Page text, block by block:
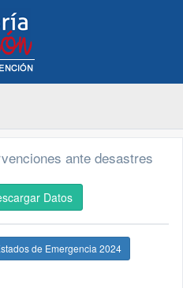
ante desastres
Datos
de Emergencia 2024